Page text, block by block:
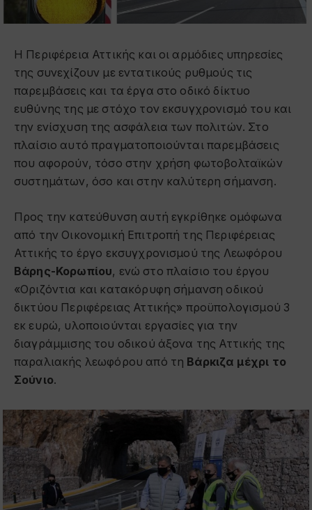
Η Περιφέρεια Αττικής και οι αρμόδιες υπηρεσίες
της συνεχίζουν με εντατικούς ρυθμούς τις
παρεμβάσεις και τα έργα στο οδικό δίκτυο
ευθύνης της με στόχο τον εκσυγχρονισμό του και
την ενίσχυση της ασφάλεια των πολιτών. Στο
πλαίσιο αυτό πραγματοποιούνται παρεμβάσεις
που αφορούν, τόσο στην χρήση φωτοβολταϊκών
συστημάτων, όσο και στην καλύτερη σήμανση.
Προς την κατεύθυνση αυτή εγκρίθηκε ομόφωνα
από την Οικονομική Επιτροπή της Περιφέρειας
Αττικής το έργο εκσυγχρονισμού της Λεωφόρου
Βάρης-Κορωπίου, ενώ στο πλαίσιο του έργου
«Οριζόντια και κατακόρυφη σήμανση οδικού
δικτύου Περιφέρειας Αττικής» προϋπολογισμού 3
εκ ευρώ, υλοποιούνται εργασίες για την
διαγράμμισης του οδικού άξονα της Αττικής της
παραλιακής λεωφόρου από τη Βάρκιζα μέχρι το
Σούνιο.